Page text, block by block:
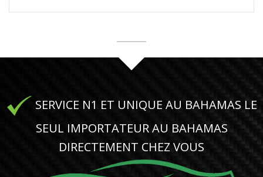
SERVICE N1 ET UNIQUE AU BAHAMAS LE
SEUL IMPORTATEUR AU BAHAMAS
DIRECTEMENT CHEZ VOUS